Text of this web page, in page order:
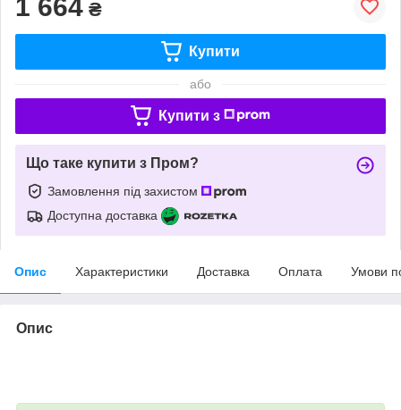
1 664 ₴
Купити
або
Купити з
Що таке купити з Пром?
Замовлення під захистом
Доступна доставка
Опис Характеристики Доставка Оплата Умови
Опис